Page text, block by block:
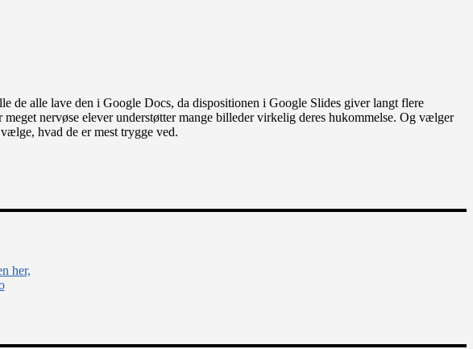
de alle lave den i Google Docs, da dispositionen i Google Slides giver langt flere
nervøse elever understøtter mange billeder virkelig deres hukommelse. Og vælger
hvad de er mest trygge ved.
her,